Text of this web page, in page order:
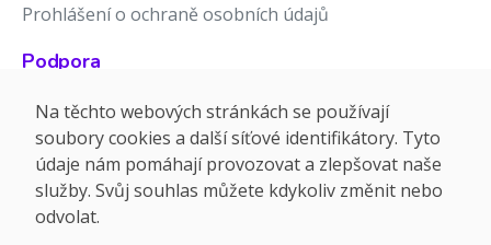
Prohlášení o ochraně osobních údajů
Podpora
Znalostní báze
Release notes
Na těchto webových stránkách se používají
soubory cookies a další síťové identifikátory. Tyto
údaje nám pomáhají provozovat a zlepšovat naše
služby. Svůj souhlas můžete kdykoliv změnit nebo
odvolat.